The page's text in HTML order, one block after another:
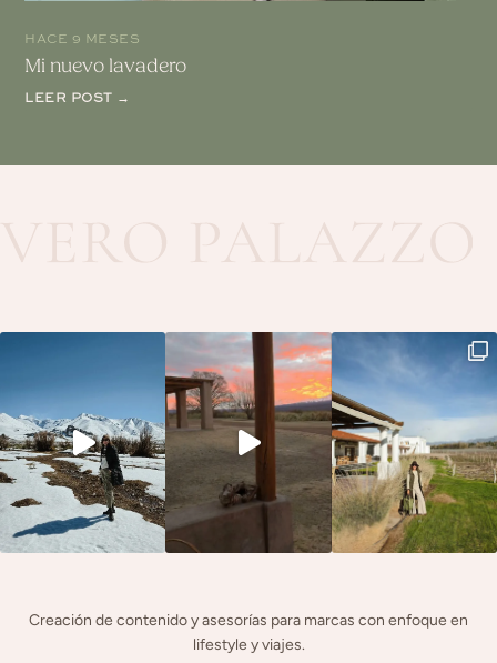
HACE 9 MESES
Mi nuevo lavadero
LEER POST →
Creación de contenido y asesorías para marcas con enfoque en
lifestyle y viajes.